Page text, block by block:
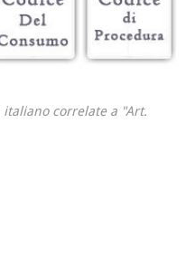
correlate a "Art.